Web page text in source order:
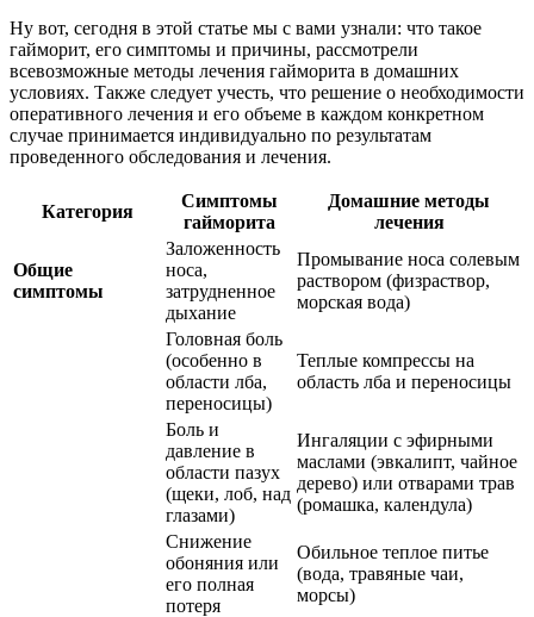
Ну вот, сегодня в этой статье мы с вами узнали: что такое
гайморит, его симптомы и причины, рассмотрели
всевозможные методы лечения гайморита в домашних
условиях. Также следует учесть, что решение о необходимости
оперативного лечения и его объеме в каждом конкретном
случае принимается индивидуально по результатам
проведенного обследования и лечения.
Категория
Симптомы
гайморита
Домашние методы
лечения
Общие
симптомы
Заложенность
носа,
затрудненное
дыхание
Промывание носа солевым
раствором (физраствор,
морская вода)
Головная боль
(особенно в
области лба,
переносицы)
Теплые компрессы на
область лба и переносицы
Боль и
давление в
области пазух
(щеки, лоб, над
глазами)
Ингаляции с эфирными
маслами (эвкалипт, чайное
дерево) или отварами трав
(ромашка, календула)
Снижение
обоняния или
его полная
потеря
Обильное теплое питье
(вода, травяные чаи,
морсы)